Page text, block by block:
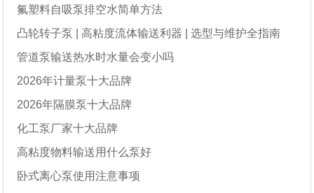
氟塑料自吸泵排空水简单方法
凸轮转子泵 | 高粘度流体输送利器 | 选型与维护全指南
管道泵输送热水时水量会变小吗
2026年计量泵十大品牌
2026年隔膜泵十大品牌
化工泵厂家十大品牌
高粘度物料输送用什么泵好
卧式离心泵使用注意事项